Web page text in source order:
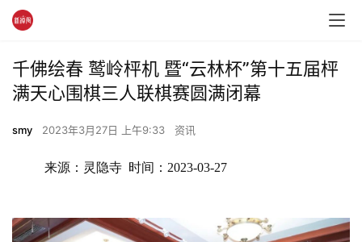
千佛绘春 鹫岭枰机 暨“云林杯”第十五届枰
满天心围棋三人联棋赛圆满闭幕
smy 2023年3月27日 上午9:33 资讯
来源：灵隐寺  时间：2023-03-27